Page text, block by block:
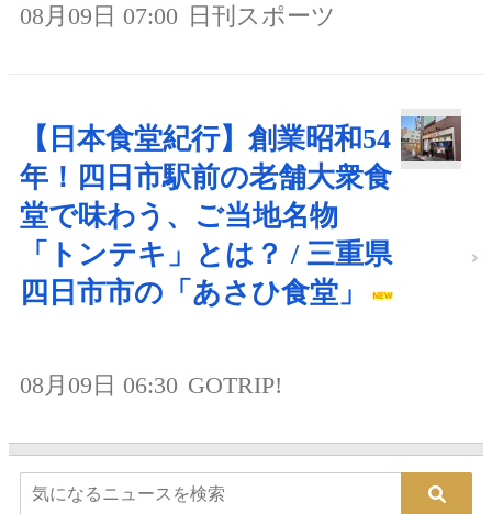
08月09日 07:00 日刊スポーツ
【日本食堂紀行】創業昭和54
年！四日市駅前の老舗大衆食
堂で味わう、ご当地名物
「トンテキ」とは？ / 三重県
四日市市の「あさひ食堂」
08月09日 06:30 GOTRIP!